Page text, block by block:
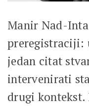
Manir Nad-
preregistraciji:
jedan citat
intervenirati
drugi kontekst.